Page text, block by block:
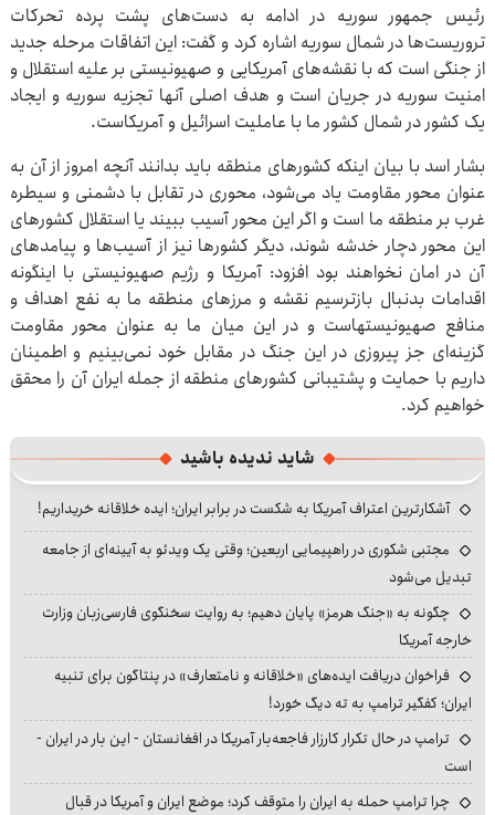
رئیس جمهور سوریه در ادامه به دست‌های پشت پرده تحرکات
تروریست‌ها در شمال سوریه اشاره کرد و گفت‌: این اتفاقات مرحله جدید
از جنگی است که با نقشه‌های آمریکایی و صهیونیستی بر علیه استقلال و
امنیت سوریه در جریان است و هدف اصلی آنها تجزیه سوریه و ایجاد
یک کشور در شمال کشور ما با عاملیت اسرائیل و آمریکاست.
بشار اسد با بیان اینکه کشورهای منطقه باید بدانند آنچه امروز از آن به
عنوان محور مقاومت یاد می‌شود، محوری در تقابل با دشمنی و سیطره
غرب بر منطقه ما است و اگر این محور آسیب ببیند یا استقلال کشورهای
این محور دچار خدشه شوند، دیگر کشورها نیز از آسیب‌ها و پیامدهای
آن در امان نخواهند بود افزود: آمریکا و رژیم صهیونیستی با اینگونه
اقدامات بدنبال بازترسیم نقشه و مرزهای منطقه ما به نفع اهداف و
منافع صهیونیستهاست و در این میان ما به عنوان محور مقاومت
گزینه‌ای جز پیروزی در این جنگ در مقابل خود نمی‌بینیم و اطمینان
داریم با حمایت و پشتیبانی کشورهای منطقه از جمله ایران آن را محقق
خواهیم کرد.
شاید ندیده باشید
آشکارترین اعتراف آمریکا به شکست در برابر ایران؛ ایده خلاقانه خریداریم!
مجتبی شکوری در راهپیمایی اربعین؛ وقتی یک ویدئو به آیینه‌ای از جامعه
تبدیل می‌شود
چگونه به «جنگ هرمز» پایان دهیم؛ به روایت سخنگوی فارسی‌زبان وزارت
خارجه آمریکا
فراخوان دریافت ایده‌های «خلاقانه و نامتعارف» در پنتاگون برای تنبیه
ایران؛ کفگیر ترامپ به ته دیگ خورد!
ترامپ در حال تکرار کارزار فاجعه‌بار آمریکا در افغانستان - این بار در ایران -
است
چرا ترامپ حمله به ایران را متوقف کرد؛ موضع ایران و آمریکا در قبال